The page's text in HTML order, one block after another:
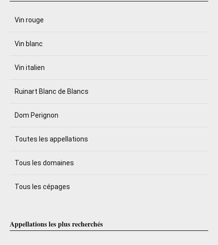
Vin rouge
Vin blanc
Vin italien
Ruinart Blanc de Blancs
Dom Perignon
Toutes les appellations
Tous les domaines
Tous les cépages
Appellations les plus recherchés